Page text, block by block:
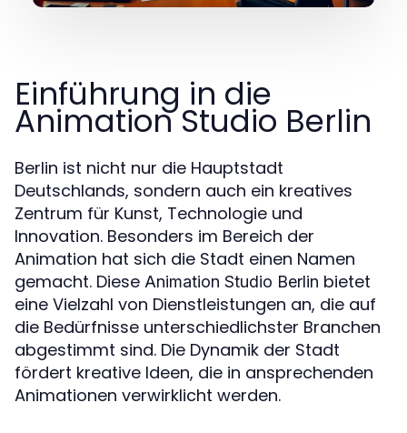
Einführung in die
Animation Studio Berlin
Berlin ist nicht nur die Hauptstadt
Deutschlands, sondern auch ein kreatives
Zentrum für Kunst, Technologie und
Innovation. Besonders im Bereich der
Animation hat sich die Stadt einen Namen
gemacht. Diese Animation Studio Berlin bietet
eine Vielzahl von Dienstleistungen an, die auf
die Bedürfnisse unterschiedlichster Branchen
abgestimmt sind. Die Dynamik der Stadt
fördert kreative Ideen, die in ansprechenden
Animationen verwirklicht werden.